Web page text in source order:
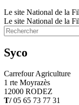
Le site National de la
Le site National de la
Syco
Carrefour Agriculture
1 rte Moyrazès
12000 RODEZ
T/05 65 73 77 31